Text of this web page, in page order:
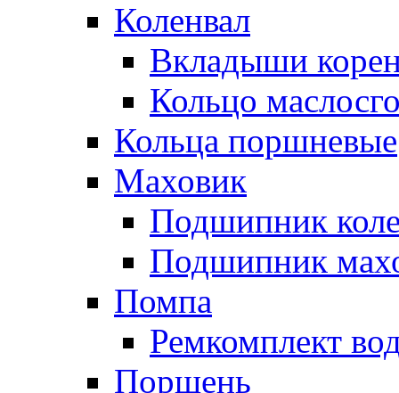
Коленвал
Вкладыши
Кольцо
Кольца поршневые
Маховик
Подшипник
Подшипник
Помпа
Ремкомплект
Поршень